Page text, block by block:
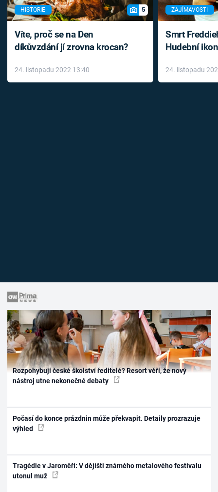
HISTORIE 5
Víte, proč se na Den
díkůvzdání jí zrovna krocan?
24. listopadu 2022 13:40
ZAJÍMAVOSTI
Smrt
Hudební
léky
24. listopadu
Rozpohybují české školství ředitelé? Resort věří, že nový
nástroj utne nekonečné debaty
Počasí do konce prázdnin může překvapit. Detaily prozrazuje
výhled
Tragédie v Jaroměři: V dějišti známého metalového festivalu
utonul muž